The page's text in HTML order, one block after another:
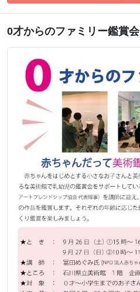
0才からのファミリー鑑賞会